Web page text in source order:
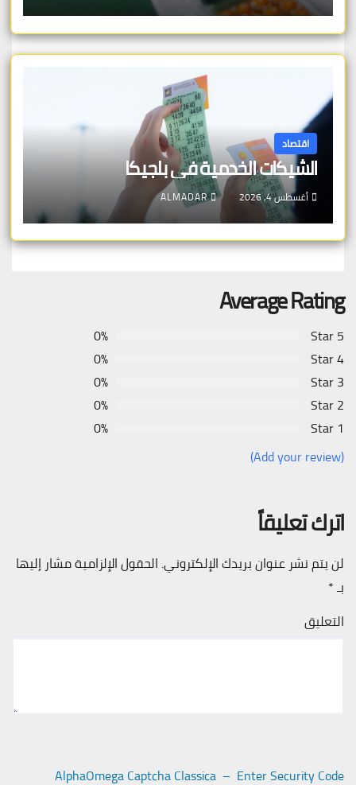
اقتصاد
الشيكات الخدمية في بلجيكا
أغسطس 4, 2026 ALMADAR
Average Rating
5 Star
0%
4 Star
0%
3 Star
0%
2 Star
0%
1 Star
0%
(Add your review)
اترك تعليقاً
لن يتم نشر عنوان بريدك الإلكتروني. الحقول الإلزامية مشار إليها
بـ*
التعليق
AlphaOmega Captcha Classica – Enter Security Code